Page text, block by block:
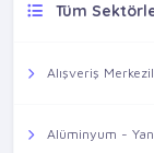
Tüm
Alışveriş
Alüminyum -